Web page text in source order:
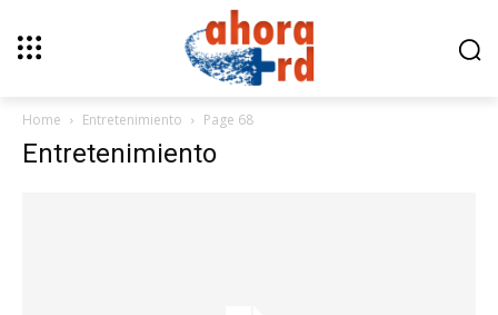
Home Entretenimiento Page 68
Entretenimiento